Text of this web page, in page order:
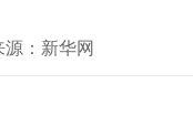
源：新华网